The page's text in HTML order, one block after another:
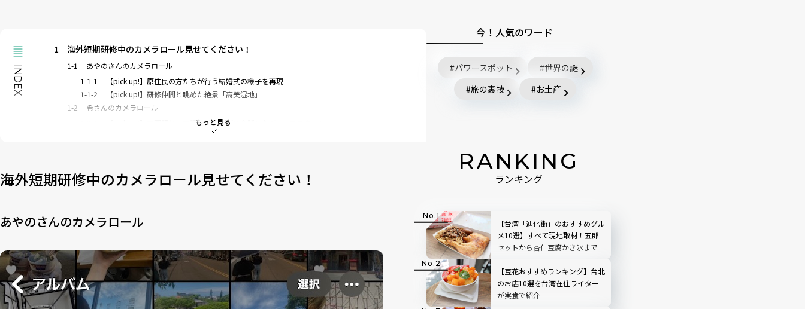
もっと見る
INDEX
1 海外短期研修中のカメラロール見せてください！
1-1
あやのさんのカメラロール
1-1-1
【pick up!】原住民の方たちが行う結婚式の様子を再現
1-1-2
【pick up!】研修仲間と眺めた絶景「高美湿地」
1-2
希さんのカメラロール
【pick up!】中国語と日本語を織り交ぜて会話したジューススタンド
3
「自由」について感じたこと
4-1
あやのさん
海外短期研修中のカメラロール見せてください！
あやのさんのカメラロール
今！人気のワード
パワースポット
世界の謎
旅の裏技
お土産
RANKING
ランキング
【台湾「迪化街」のおすすめグル
メ10選】すべて現地取材！五郎
セットから杏仁豆腐かき氷まで
【豆花おすすめランキング】台北
のお店10選を台湾在住ライター
が実食で紹介